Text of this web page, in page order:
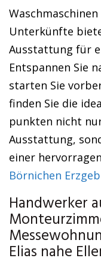
Unterkünfte
Ausstattung für
Entspannen Sie
starten Sie
finden Sie die
punkten nicht
Ausstattung,
einer
Börnichen
Handwerker
Elias nahe